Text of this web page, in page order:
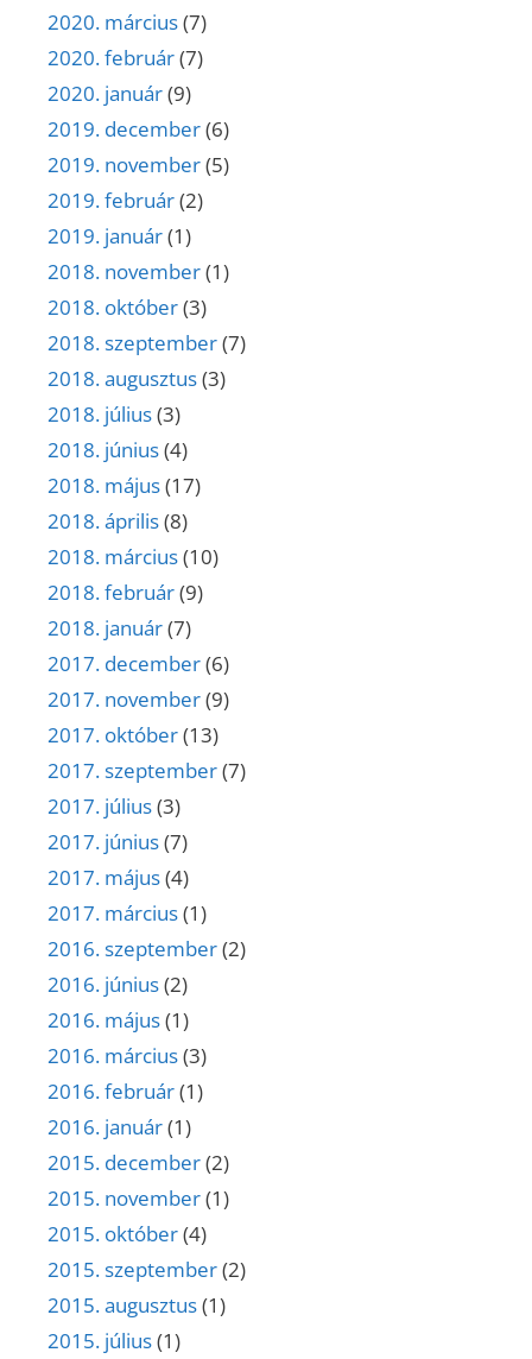
2020. március(7)
2020. február(7)
2020. január(9)
2019. december(6)
2019. november(5)
2019. február(2)
2019. január(1)
2018. november(1)
2018. október(3)
2018. szeptember(7)
2018. augusztus(3)
2018. július(3)
2018. június(4)
2018. május(17)
2018. április(8)
2018. március(10)
2018. február(9)
2018. január(7)
2017. december(6)
2017. november(9)
2017. október(13)
2017. szeptember(7)
2017. július(3)
2017. június(7)
2017. május(4)
2017. március(1)
2016. szeptember(2)
2016. június(2)
2016. május(1)
2016. március(3)
2016. február(1)
2016. január(1)
2015. december(2)
2015. november(1)
2015. október(4)
2015. szeptember(2)
2015. augusztus(1)
2015. július(1)